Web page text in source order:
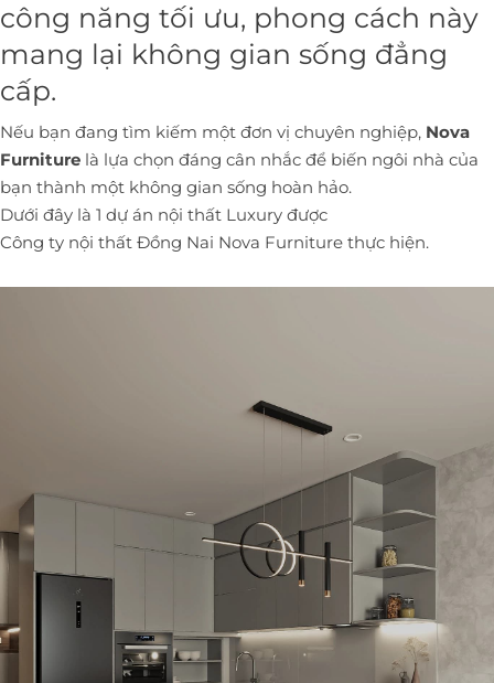
công năng tối ưu, phong cách này
mang lại không gian sống đẳng
cấp.
Nếu bạn đang tìm kiếm một đơn vị chuyên nghiệp, Nova
Furniture là lựa chọn đáng cân nhắc để biến ngôi nhà của
bạn thành một không gian sống hoàn hảo.
Dưới đây là 1 dự án nội thất Luxury được
Công ty nội thất Đồng Nai Nova Furniture thực hiện.